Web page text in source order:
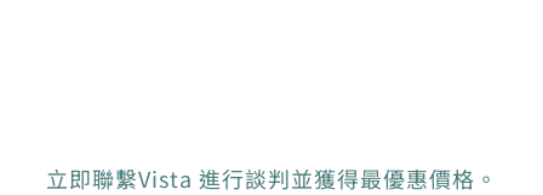
立即聯繫Vista 進行談判並獲得最優惠價格。